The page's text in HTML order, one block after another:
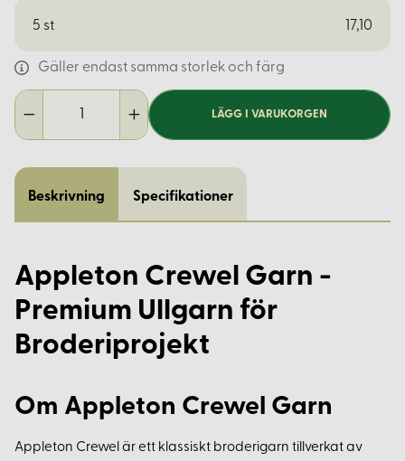
5 st 17,10
Gäller endast samma storlek och färg
LÄGG I VARUKORGEN
Beskrivning Specifikationer
Appleton Crewel Garn -
Premium Ullgarn för
Broderiprojekt
Om Appleton Crewel Garn
Appleton Crewel är ett klassiskt broderigarn tillverkat av